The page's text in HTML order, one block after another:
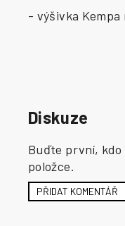
- výšivka Kempa
Diskuze
Buďte první,
položce.
PŘIDAT KOMENTÁŘ